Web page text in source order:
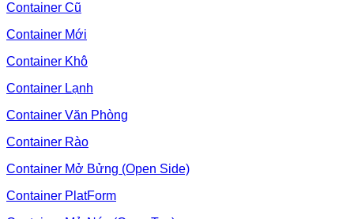
Container Cũ
Container Mới
Container Khô
Container Lạnh
Container Văn Phòng
Container Rào
Container Mở Bửng (Open Side)
Container PlatForm